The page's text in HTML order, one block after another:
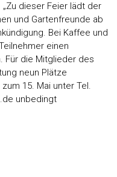
dieser Feier lädt der
und Gartenfreunde ab
Bei Kaffee und
einen
Für die Mitglieder des
neun Plätze
15. Mai unter Tel.
unbedingt